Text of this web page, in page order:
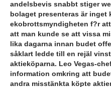
andelsbevis snabbt stiger
bolaget presenteras är
ekobrottsmyndigheten f?r
att man kunde se att vissa
lika dagarna innan budet
såklart ledde till en rejäl
aktieköparna. Leo Vegas-
information omkring att
andra misstänkta köpte